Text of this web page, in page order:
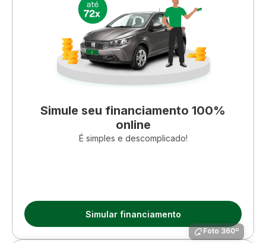
Simule seu financiamento 100%
online
É simples e descomplicado!
Simular financiamento
Foto 360º